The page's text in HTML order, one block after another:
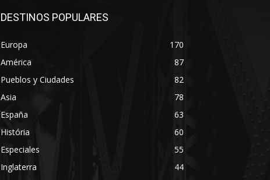
DESTINOS POPULARES
Europa
170
América
87
Pueblos y Ciudades
82
Asia
78
España
63
História
60
Especiales
55
Inglaterra
44